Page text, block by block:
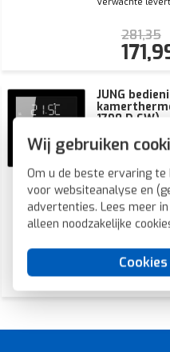
Wij gebruiken
Om u de beste ervaring te
voor websiteanalyse en
advertenties. Lees meer
alleen noodzakelijke
281,35
JUNG
1790 D SW)
JUNG knop
range, zwart.
afdekraam.
Voorraad:
Verwachte
141,07